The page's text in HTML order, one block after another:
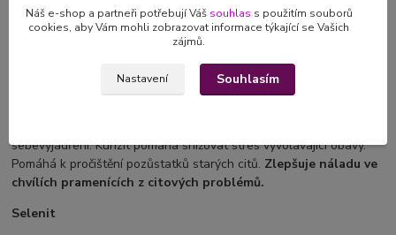
Kunzit
Je kámen s vysokými vibracemi.
komunikaci.
Probouzí k činnosti srdeční centrum
a vyvolává ničím nepodmíněnou lásku.
Jemně očišťuje naše srdce
sebevyjádření. Kunzit pomáhá snižovat stres vyvolávající obavy.
Pomáhá k pročištění pozůstatků starých citů. Zlepšuje náladu ve
chvílích pramenících z citových problémů.
Selenit
Náš e-shop a partneři potřebují Váš souhlas s použitím souborů
cookies, aby Vám mohli zobrazovat informace týkající se Vašich
zájmů.
Nastavení Souhlasím